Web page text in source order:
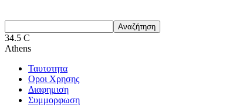
34.5 C
Athens
Ταυτοτητα
Οροι Χρησης
Διαφημιση
Συμμορφωση